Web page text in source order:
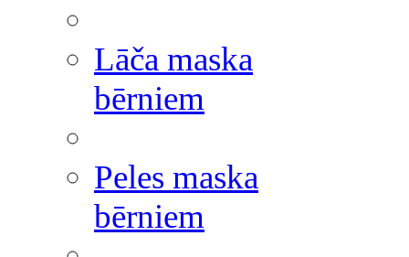
Lāča maska
bērniem
Peles maska
bērniem